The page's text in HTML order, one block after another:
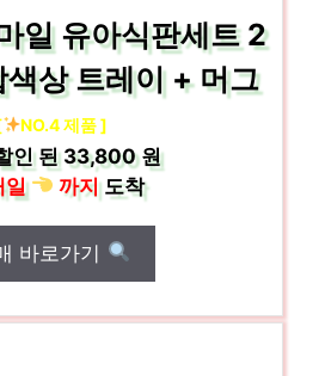
일 유아식판세트 2
상 트레이 + 머그
NO.4 제품 ]
인 된33,800 원
일
까지도착
바로가기